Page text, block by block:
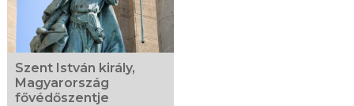
Szent István király,
Magyarország
fővédőszentje